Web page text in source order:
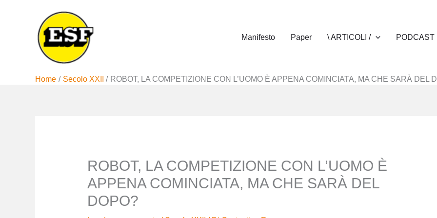
Manifesto
Paper \ ARTICOLI / PODCAST
Home Secolo XXII ROBOT, LA COMPETIZIONE CON L’UOMO È APPENA COMINCIATA, MA CHE SARÀ DEL
ROBOT, LA COMPETIZIONE CON L’UOMO È
APPENA COMINCIATA, MA CHE SARÀ DEL
DOPO?